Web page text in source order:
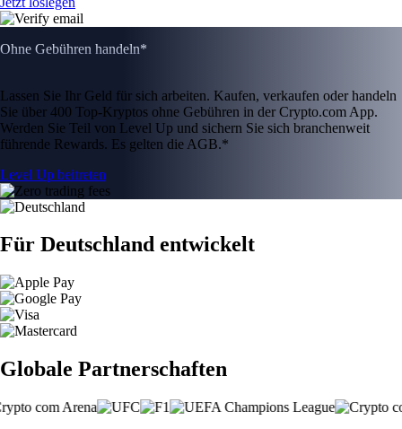
Ohne Gebühren handeln*
Lassen Sie Ihr Geld für sich arbeiten. Kaufen, verkaufen oder handeln
Sie über 400 Top-Kryptos ohne Gebühren in der Crypto.com App.
Werden Sie Teil von Level Up und sichern Sie sich branchenweit
führende Rewards. Es gelten die AGB.*
Level Up beitreten
Für Deutschland entwickelt
Globale Partnerschaften